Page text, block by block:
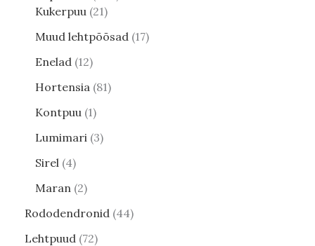
Kukerpuu 21
Muud lehtpõõsad 17
Enelad 12
Hortensia 81
Kontpuu 1
Lumimari 3
Sirel 4
Maran 2
Rododendronid 44
Lehtpuud 72